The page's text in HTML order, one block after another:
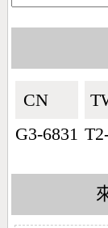
CN🇨🇳
G3-6831